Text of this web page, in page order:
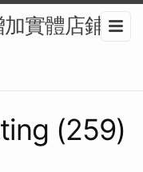
實體店鋪曝
(259)